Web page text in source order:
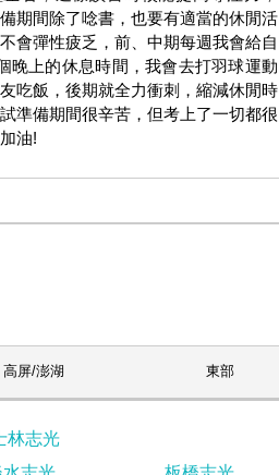
期間除了唸書，也要有適當的休閒活
會彈性疲乏，前、中期每週我會給自
晚上的休息時間，我會去打羽球運動
吃飯，後期就全力衝刺，縮減休閒時
準備期間很辛苦，但考上了一切都很
油!
高屏/澎湖 東部
林志光